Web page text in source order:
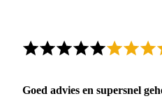
Goed advies en supersnel